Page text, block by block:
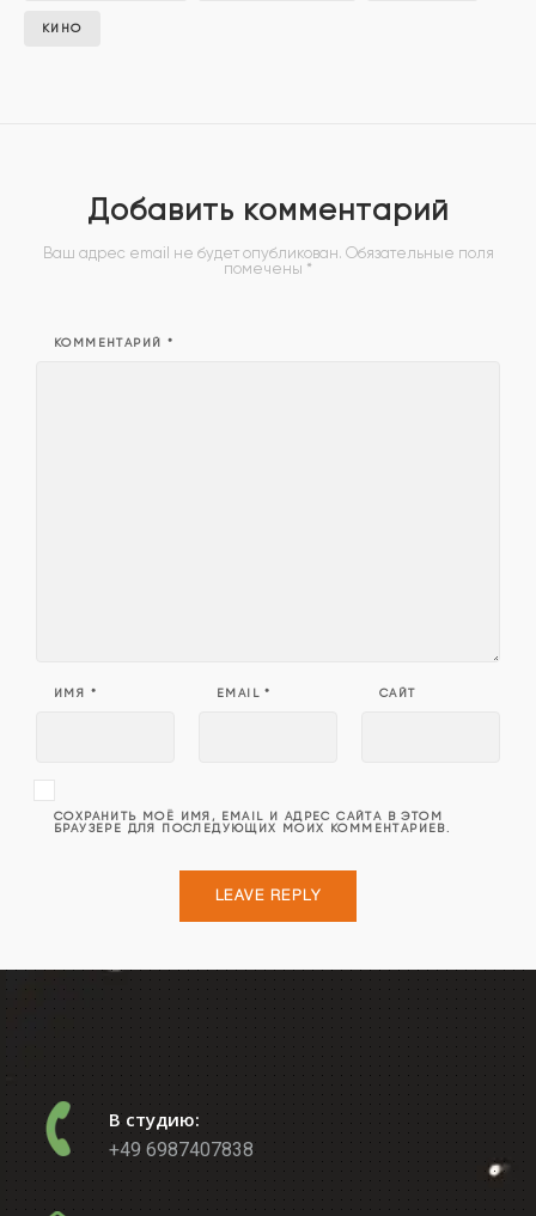
КИНО
Добавить комментарий
Ваш адрес email не будет опубликован. Обязательные поля
помечены *
КОММЕНТАРИЙ *
ИМЯ * EMAIL* САЙТ
СОХРАНИТЬ МОЁ ИМЯ, EMAIL И АДРЕС САЙТА В ЭТОМ
БРАУЗЕРЕ ДЛЯ ПОСЛЕДУЮЩИХ МОИХ КОММЕНТАРИЕВ.
В студию:
+49 6987407838